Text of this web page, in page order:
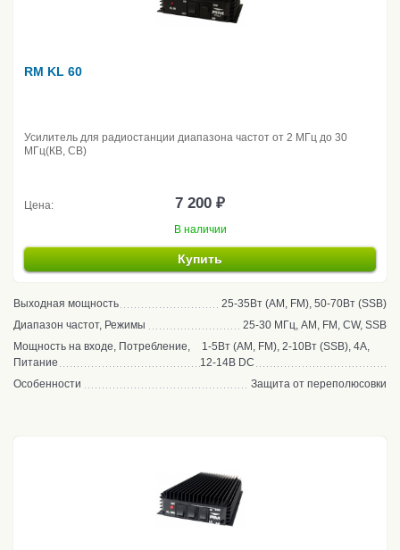
RM KL 60
Усилитель для радиостанции диапазона частот от 2 МГц до 30
МГц(КВ, CB)
Цена: 7 200 ₽
В наличии
Купить
Выходная мощность
25-35Вт (AM, FM), 50-70Вт (SSB)
Диапазон частот, Режимы
25-30 МГц, AM, FM, CW, SSB
Мощность на входе, Потребление,
Питание
1-5Вт (AM, FM), 2-10Вт (SSB), 4А,
12-14В DC
Особенности
Защита от переполюсовки